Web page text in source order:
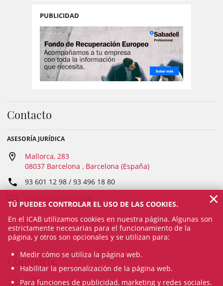
PUBLICIDAD
Contacto
ASESORÍA JURÍDICA
Mallorca, 283
08037 Barcelona , Barcelona (España)
93 601 12 98 / 93 496 18 80
Comparte
TÚ PUEDES CONTROLAR EL USO DE LAS COOKIES.
En el ICAB utilizamos cookies en nuestra página. Algunas son
estrictamente necesarias para el funcionamiento de la
página, y otros son opcionales y se utilizan para:
Medir cómo se utiliza la página web.
Habilitar la personalización de la página web.
Para funciones de publicidad, marketing y redes sociales.
×